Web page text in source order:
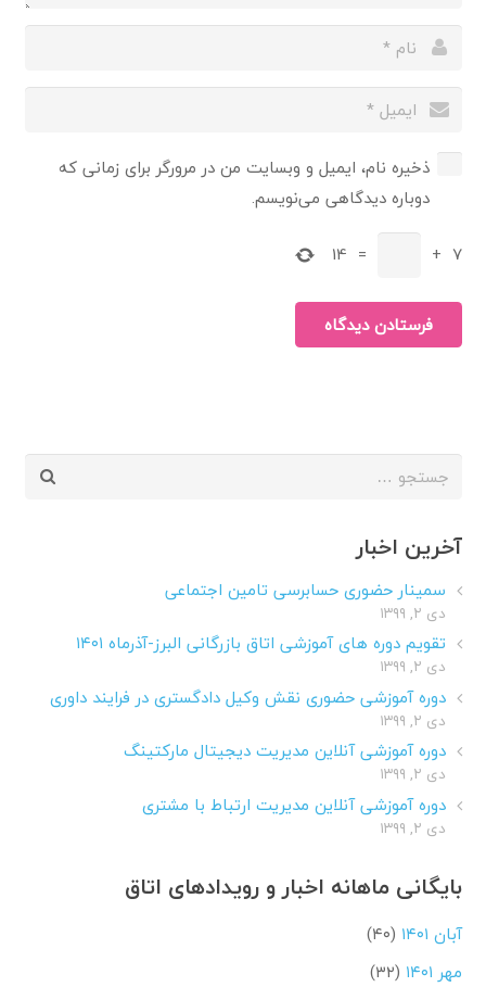
ذخیره نام، ایمیل و وبسایت من در مرورگر برای زمانی که
دوباره دیدگاهی می‌نویسم.
7
+
=
14
فرستادن دیدگاه
جستجو
آخرین اخبار
سمینار حضوری حسابرسی تامین اجتماعی
دی ۲, ۱۳۹۹
تقویم دوره های آموزشی اتاق بازرگانی البرز-آذرماه ۱۴۰۱
دی ۲, ۱۳۹۹
دوره آموزشی حضوری نقش وکیل دادگستری در فرایند داوری
دی ۲, ۱۳۹۹
دوره آموزشی آنلاین مدیریت دیجیتال مارکتینگ
دی ۲, ۱۳۹۹
دوره آموزشی آنلاین مدیریت ارتباط با مشتری
دی ۲, ۱۳۹۹
بایگانی ماهانه اخبار و رویدادهای اتاق
آبان ۱۴۰۱
(۴۰)
مهر ۱۴۰۱
(۳۲)